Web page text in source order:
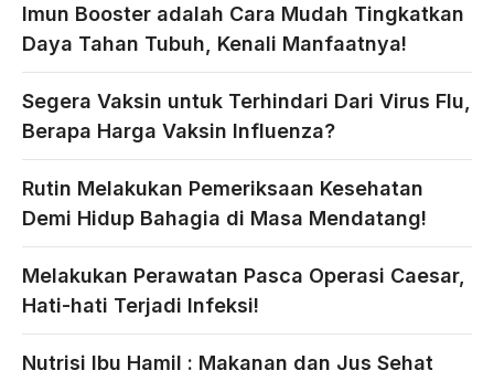
Imun Booster adalah Cara Mudah Tingkatkan
Daya Tahan Tubuh, Kenali Manfaatnya!
Segera Vaksin untuk Terhindari Dari Virus Flu,
Berapa Harga Vaksin Influenza?
Rutin Melakukan Pemeriksaan Kesehatan
Demi Hidup Bahagia di Masa Mendatang!
Melakukan Perawatan Pasca Operasi Caesar,
Hati-hati Terjadi Infeksi!
Nutrisi Ibu Hamil : Makanan dan Jus Sehat